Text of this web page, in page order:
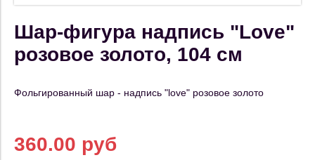
Шар-фигура надпись "Love"
розовое золото, 104 см
Фольгированный шар - надпись "love" розовое золото
360.00 руб